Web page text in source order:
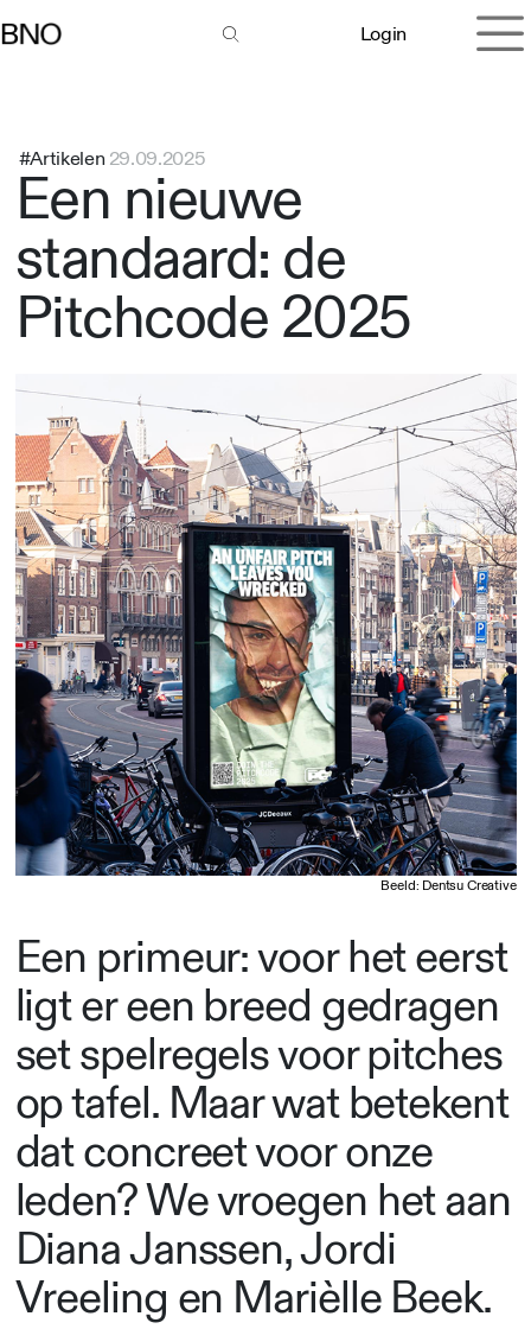
Login
#Artikelen 29.09.2025
Een nieuwe
standaard: de
Pitchcode 2025
Beeld: Dentsu Creative
Een primeur: voor het eerst
ligt er een breed gedragen
set spelregels voor pitches
op tafel. Maar wat betekent
dat concreet voor onze
leden? We vroegen het aan
Diana Janssen, Jordi
Vreeling en Marièlle Beek.